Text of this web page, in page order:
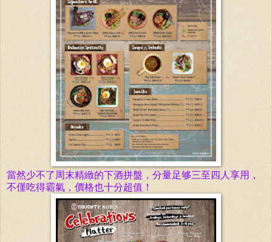
當然少不了周末精緻的下酒拼盤，分量足够三至四人享用，
不僅吃得霸氣，價格也十分超值！